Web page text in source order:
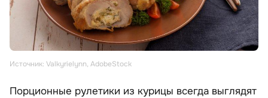
Источник: Valkyrielynn, AdobeStock
Порционные рулетики из курицы всегда выглядят